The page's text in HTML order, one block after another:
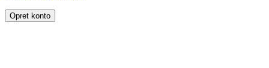
Opret konto